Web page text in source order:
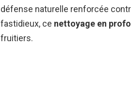
défense naturelle renforcée
fastidieux, ce nettoyage en
fruitiers.